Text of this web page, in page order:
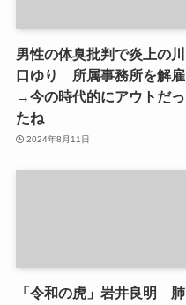
男性の体臭批判で炎上の川
口ゆり 所属事務所を解雇
→今の時代的にアウトだっ
たね
2024年8月11日
「令和の虎」岩井良明 肺